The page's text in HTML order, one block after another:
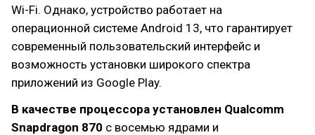
Wi-Fi. Однако, устройство работает на
операционной системе Android 13, что гарантирует
современный пользовательский интерфейс и
возможность установки широкого спектра
приложений из Google Play.
В качестве процессора установлен Qualcomm
Snapdragon 870 с восемью ядрами и